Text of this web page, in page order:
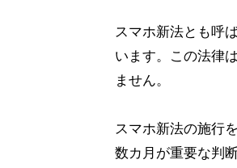
スマホ新法とも呼
います。この法律
ません。
スマホ新法の施行
数カ月が重要な判